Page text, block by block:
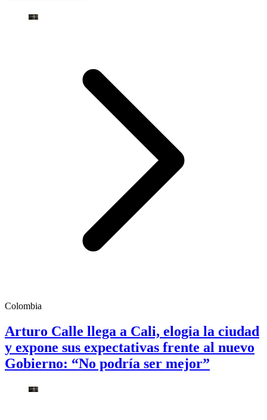
Colombia
Arturo Calle llega a Cali, elogia la ciudad
y expone sus expectativas frente al nuevo
Gobierno: “No podría ser mejor”